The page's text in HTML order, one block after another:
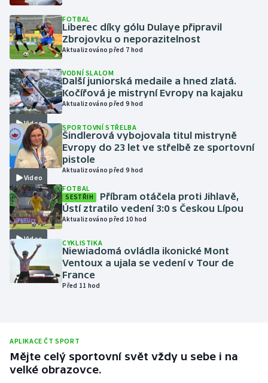
Jezdectví
Judo
Krasobruslení
Lezení
Lyže a snowboard
Moderní pětiboj
Motorsport
Olympijské hry
Parasport
Plavání
Rychlobruslení
FOTBAL
Liberec díky gólu Dulaye připravil
Zbrojovku o neporazitelnost
Aktualizováno před 7 hod
Video
VODNÍ SLALOM
Další juniorská medaile a hned zlatá.
Kočířová je mistryní Evropy na kajaku
Aktualizováno před 9 hod
Video
SPORTOVNÍ STŘELBA
Šindlerová vybojovala titul mistryně
Evropy do 23 let ve střelbě ze sportovní
pistole
Aktualizováno před 9 hod
Video
FOTBAL
SESTŘIH
Příbram otáčela proti Jihlavě,
Ústí ztratilo vedení 3:0 s Českou Lípou
Aktualizováno před 10 hod
CYKLISTIKA
Niewiadomá ovládla ikonické Mont
Ventoux a ujala se vedení v Tour de
France
Před 11 hod
APLIKACE ČT SPORT
Mějte celý sportovní svět vždy u sebe i na
velké obrazovce.